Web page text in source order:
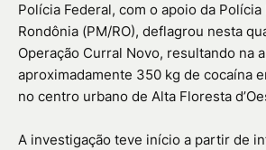
Polícia Federal, com o apoio da
Rondônia (PM/RO), deflagrou nesta
Operação Curral Novo, resultando na
aproximadamente 350 kg de cocaína
no centro urbano de Alta Floresta
A investigação teve início a partir de